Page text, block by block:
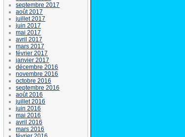
septembre 2017
août 2017
juillet 2017
juin 2017
mai 2017
avril 2017
mars 2017
février 2017
janvier 2017
décembre 2016
novembre 2016
octobre 2016
septembre 2016
août 2016
juillet 2016
juin 2016
mai 2016
avril 2016
mars 2016